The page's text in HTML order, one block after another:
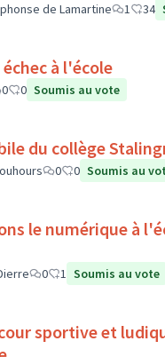
de Lamartine 1 34
à l'école
0 0 Soumis au vote
du collège
0 0 Soumis au
le numérique à
0 1 Soumis au vote
sportive et